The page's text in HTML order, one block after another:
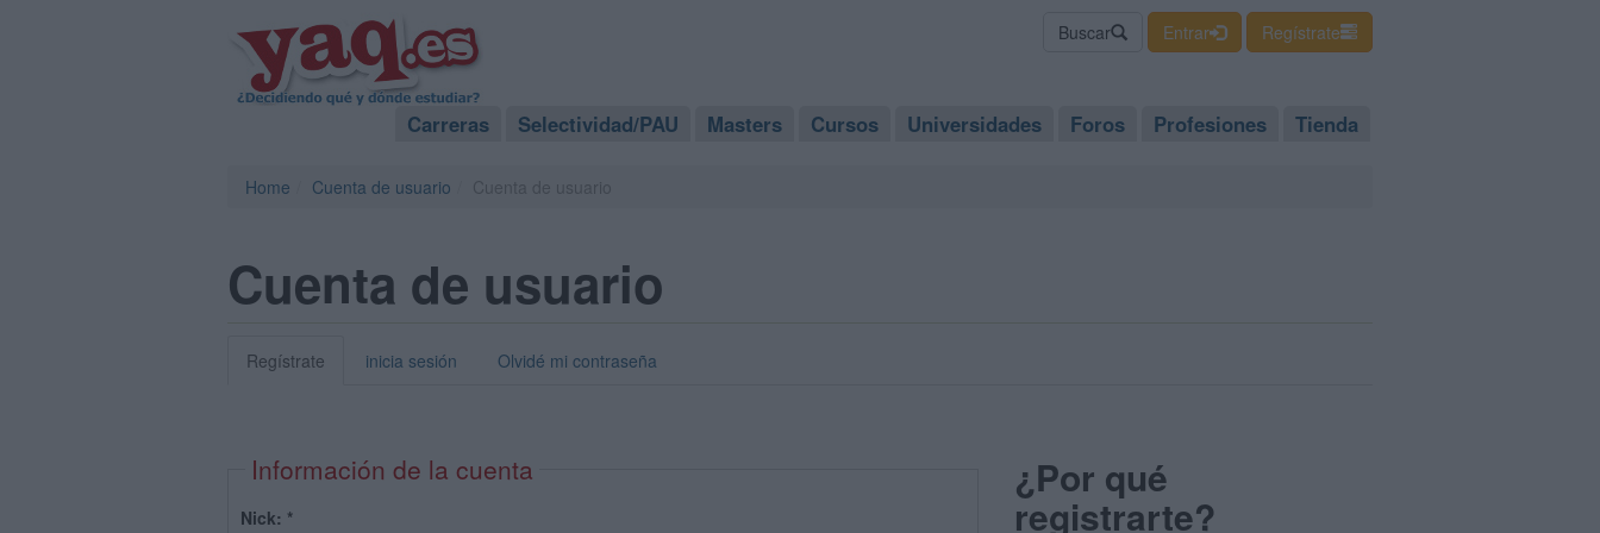
Buscar Entrar Regístrate
Carreras Selectividad/PAU Masters Cursos Universidades Foros Profesiones Tienda
Home Cuenta de usuario
Cuenta de usuario
Regístrate inicia sesión Olvidé mi contraseña
Información de la cuenta
Nick: *
¿Por qué
registrarte?